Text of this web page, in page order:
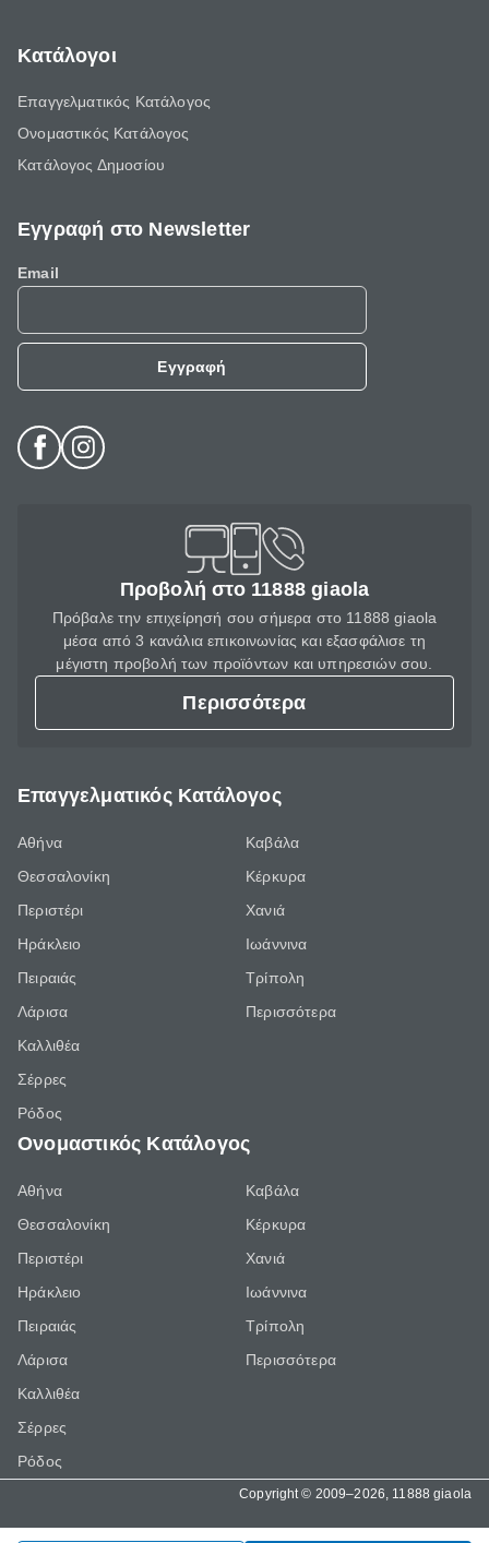
Κατάλογοι
Επαγγελματικός Κατάλογος
Ονομαστικός Κατάλογος
Κατάλογος Δημοσίου
Εγγραφή στο Newsletter
Email
Εγγραφή
Προβολή στο 11888 giaola
Πρόβαλε την επιχείρησή σου σήμερα στο 11888 giaola
μέσα από 3 κανάλια επικοινωνίας και εξασφάλισε τη
μέγιστη προβολή των προϊόντων και υπηρεσιών σου.
Περισσότερα
Επαγγελματικός Κατάλογος
Αθήνα
Θεσσαλονίκη
Περιστέρι
Ηράκλειο
Πειραιάς
Λάρισα
Καλλιθέα
Σέρρες
Ρόδος
Καβάλα
Κέρκυρα
Χανιά
Ιωάννινα
Τρίπολη
Περισσότερα
Ονομαστικός Κατάλογος
Αθήνα
Θεσσαλονίκη
Περιστέρι
Ηράκλειο
Πειραιάς
Λάρισα
Καλλιθέα
Σέρρες
Ρόδος
Καβάλα
Κέρκυρα
Χανιά
Ιωάννινα
Τρίπολη
Περισσότερα
Copyright © 2009–2026, 11888 giaola